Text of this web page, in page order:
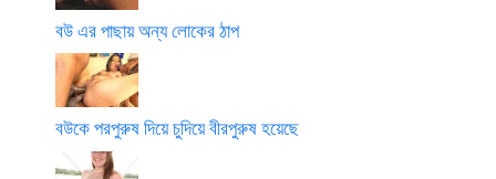
বউ এর পাছায় অন্য লোকের ঠাপ
বউকে পরপুরুষ দিয়ে চুদিয়ে বীরপুরুষ হয়েছে